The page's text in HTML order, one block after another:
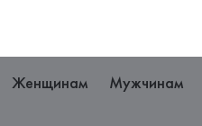
Женщинам Мужчинам